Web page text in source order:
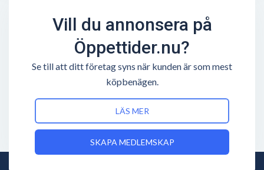
Vill du annonsera på
Öppettider.nu?
Se till att ditt företag syns när kunden är som mest
köpbenägen.
LÄS MER
SKAPA MEDLEMSKAP